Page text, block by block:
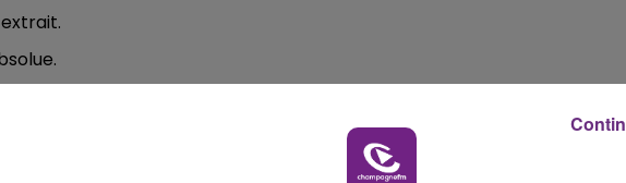
FM LE WEEK-END CHAMPAGNE FM
sur le terrain de football de la commune pour le transporter vers une
impossible.